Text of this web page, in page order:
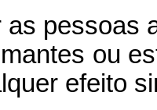
as pessoas
ou
efeito